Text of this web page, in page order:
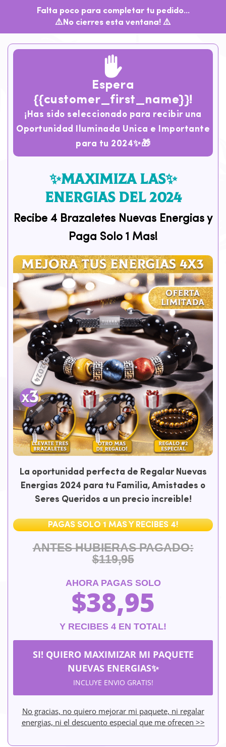
Falta poco para completar tu pedido...
⚠️No cierres esta ventana! ⚠️
Espera
{{customer_first_name}}!
¡Has sido seleccionado para recibir una
Oportunidad Iluminada Unica e Importante
para tu 2024✨🎁
✨maximiza LAS✨
ENERGIAs del 2024
Recibe 4 Brazaletes Nuevas Energias y
Paga Solo 1 Mas!
La oportunidad perfecta de Regalar Nuevas
Energias 2024 para tu Familia, Amistades o
Seres Queridos a un precio increible!
PAGAS SOLO 1 MAS Y RECIBES 4!
ANTES HUBIERAS PAGADO:
$119,95
AHORA PAGAS SOLO
$38,95
Y RECIBES 4 EN TOTAL!
SI! QUIERO MAXIMIZAR MI PAQUETE
NUEVAS ENERGIAS✨
INCLUYE ENVIO GRATIS!
No gracias, no quiero mejorar mi paquete, ni regalar
energias, ni el descuento especial que me ofrecen >>